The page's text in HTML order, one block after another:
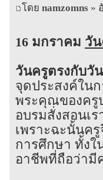
โดย namzomns »
16 มกราคม วั
วันครูตรงกับวั
จุดประสงค์ใน
พระคุณของครู
อบรมสั่งสอนเ
เพราะฉะนั้นค
การศึกษา ทั้ง
อาชีพที่ถือว่ามี